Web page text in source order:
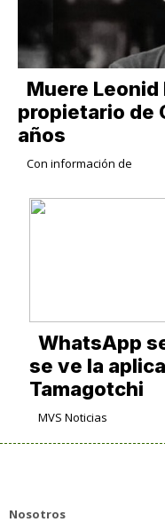
Muere
propietario de
años
Con información de
WhatsApp
se ve la
Tamagotchi
MVS Noticias
Nosotros